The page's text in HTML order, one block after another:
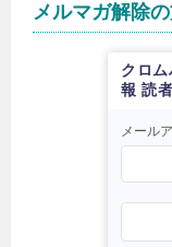
メルマガ解除
クロ
報 読
メール